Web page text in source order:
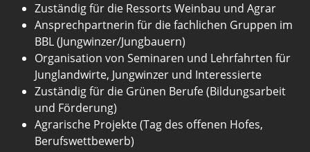
Zuständig für die Ressorts Weinbau und Agrar
Ansprechpartnerin für die fachlichen Gruppen im
BBL (Jungwinzer/Jungbauern)
Organisation von Seminaren und Lehrfahrten für
Junglandwirte, Jungwinzer und Interessierte
Zuständig für die Grünen Berufe (Bildungsarbeit
und Förderung)
Agrarische Projekte (Tag des offenen Hofes,
Berufswettbewerb)